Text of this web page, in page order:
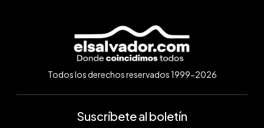
Todos los derechos reservados 1999-2026
Suscríbete al boletín